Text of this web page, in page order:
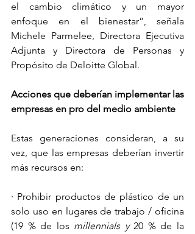
el cambio climático y un mayor
enfoque en el bienestar”, señala
Michele Parmelee, Directora Ejecutiva
Adjunta y Directora de Personas y
Propósito de Deloitte Global.
Acciones que deberían implementar las
empresas en pro del medio ambiente
Estas generaciones consideran, a su
vez, que las empresas deberían invertir
más recursos en:
· Prohibir productos de plástico de un
solo uso en lugares de trabajo / oficina
(19 % de los millennials y 20 % de la